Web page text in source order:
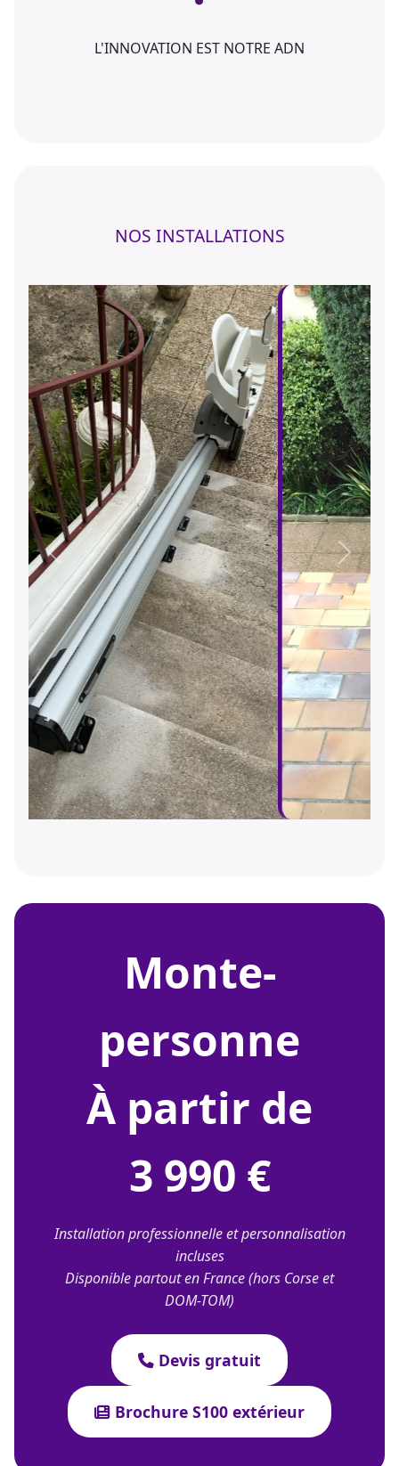
L'INNOVATION EST NOTRE ADN
NOS INSTALLATIONS
Précédent Suivant
monte-
personne
À partir de
3 990 €
Installation professionnelle et personnalisation
incluses
Disponible partout en France (hors Corse et
DOM-TOM)
Devis gratuit
Brochure S100 extérieur